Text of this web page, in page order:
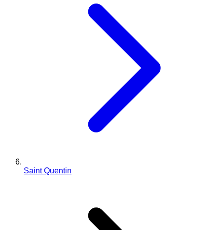
Saint Quentin